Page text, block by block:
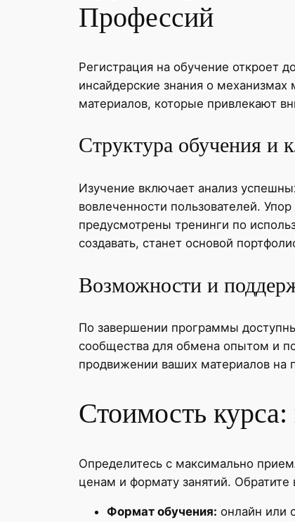
Профессий
Регистрация на обучение откроет
инсайдерские знания о
материалов, которые привлекают
Структура обучения и
Изучение включает анализ
вовлеченности пользователей.
предусмотрены тренинги по
создавать, станет основой
Возможности и
По завершении программы
сообщества для обмена опытом и
продвижении ваших материалов на
Стоимость
Определитесь с максимально
ценам и формату занятий.
Формат обучения: онлайн или